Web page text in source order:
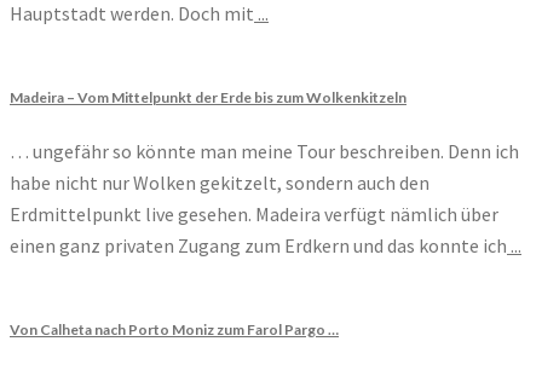
Hauptstadt werden. Doch mit ...
Madeira – Vom Mittelpunkt der Erde bis zum Wolkenkitzeln
… ungefähr so könnte man meine Tour beschreiben. Denn ich
habe nicht nur Wolken gekitzelt, sondern auch den
Erdmittelpunkt live gesehen. Madeira verfügt nämlich über
einen ganz privaten Zugang zum Erdkern und das konnte ich ...
Von Calheta nach Porto Moniz zum Farol Pargo …